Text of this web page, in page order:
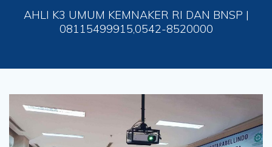
AHLI K3 UMUM KEMNAKER RI DAN BNSP |
08115499915,0542-8520000